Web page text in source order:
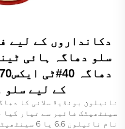
دکانداروں کے لیے
سلو دھاگہ ہائی
کے لیے سلو
سینٹھیٹک فائبر سے تیار کیا
نام نائیلون